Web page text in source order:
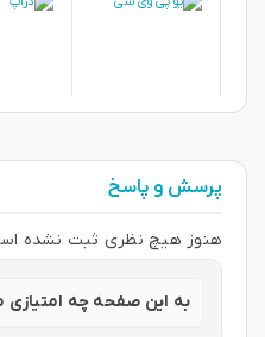
پرسش و پاسخ
هنوز هیچ نظری ثبت نشده
به این صفحه چه